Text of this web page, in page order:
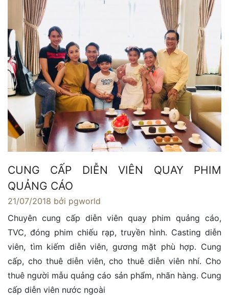
CUNG CẤP DIỄN VIÊN QUAY PHIM
QUẢNG CÁO
21/07/2018 bởi pgworld
Chuyên cung cấp diễn viên quay phim quảng cáo,
TVC, đóng phim chiếu rạp, truyền hình. Casting diễn
viên, tìm kiếm diễn viên, gương mặt phù hợp. Cung
cấp, cho thuê diễn viên, cho thuê diễn viên nhí. Cho
thuê người mẫu quảng cáo sản phẩm, nhãn hàng. Cung
cấp diễn viên nước ngoài